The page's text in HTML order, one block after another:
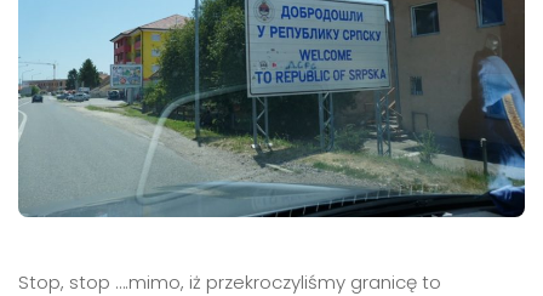
Stop, stop ….mimo, iż przekroczyliśmy granicę to